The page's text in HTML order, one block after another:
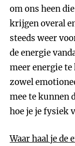
om ons heen
krijgen overal
steeds weer
de energie
meer energie
zowel
mee te kunnen
hoe je je fysiek
Waar haal je de